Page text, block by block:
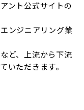
ント公式サイトの
ンジニアリング業
ど、上流から下流
いただきます。